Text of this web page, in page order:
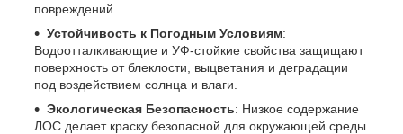
повреждений.
Устойчивость к Погодным Условиям:
Водоотталкивающие и УФ-стойкие свойства защищают
поверхность от блеклости, выцветания и деградации
под воздействием солнца и влаги.
Экологическая Безопасность: Низкое содержание
ЛОС делает краску безопасной для окружающей среды